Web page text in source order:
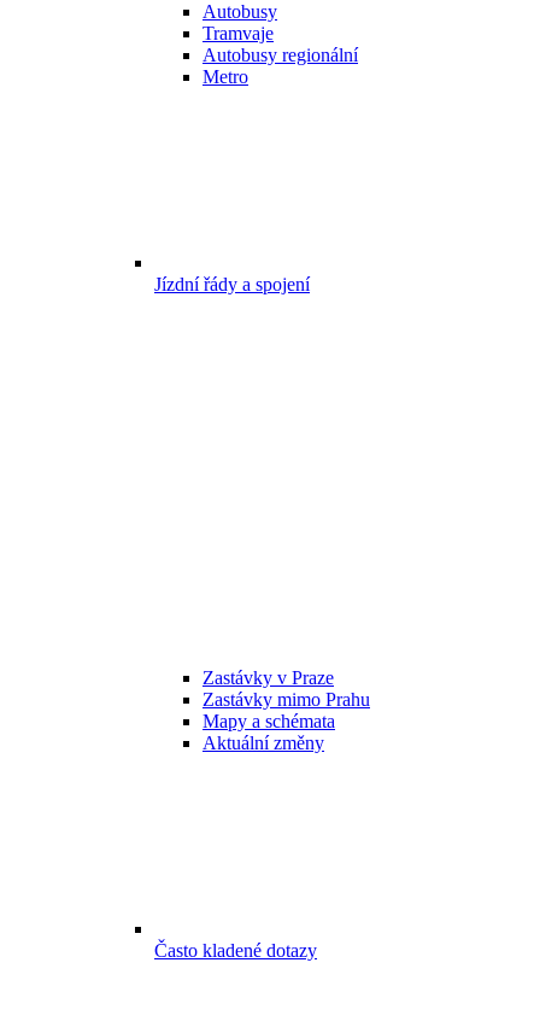
Autobusy
Tramvaje
Autobusy regionální
Metro
Jízdní řády a spojení
Zastávky v Praze
Zastávky mimo Prahu
Mapy a schémata
Aktuální změny
Často kladené dotazy